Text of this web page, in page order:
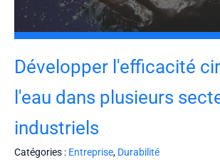
Développer l'efficacité
l'eau dans plusieurs
industriels
Catégories : Entreprise, Durabilité